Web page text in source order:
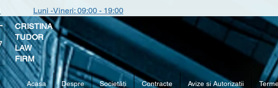
Luni -Vineri: 09:00 - 19:00
CRISTINA
TUDOR
LAW
FIRM
Acasa Despre Societăți Contracte Avize si Autorizatii